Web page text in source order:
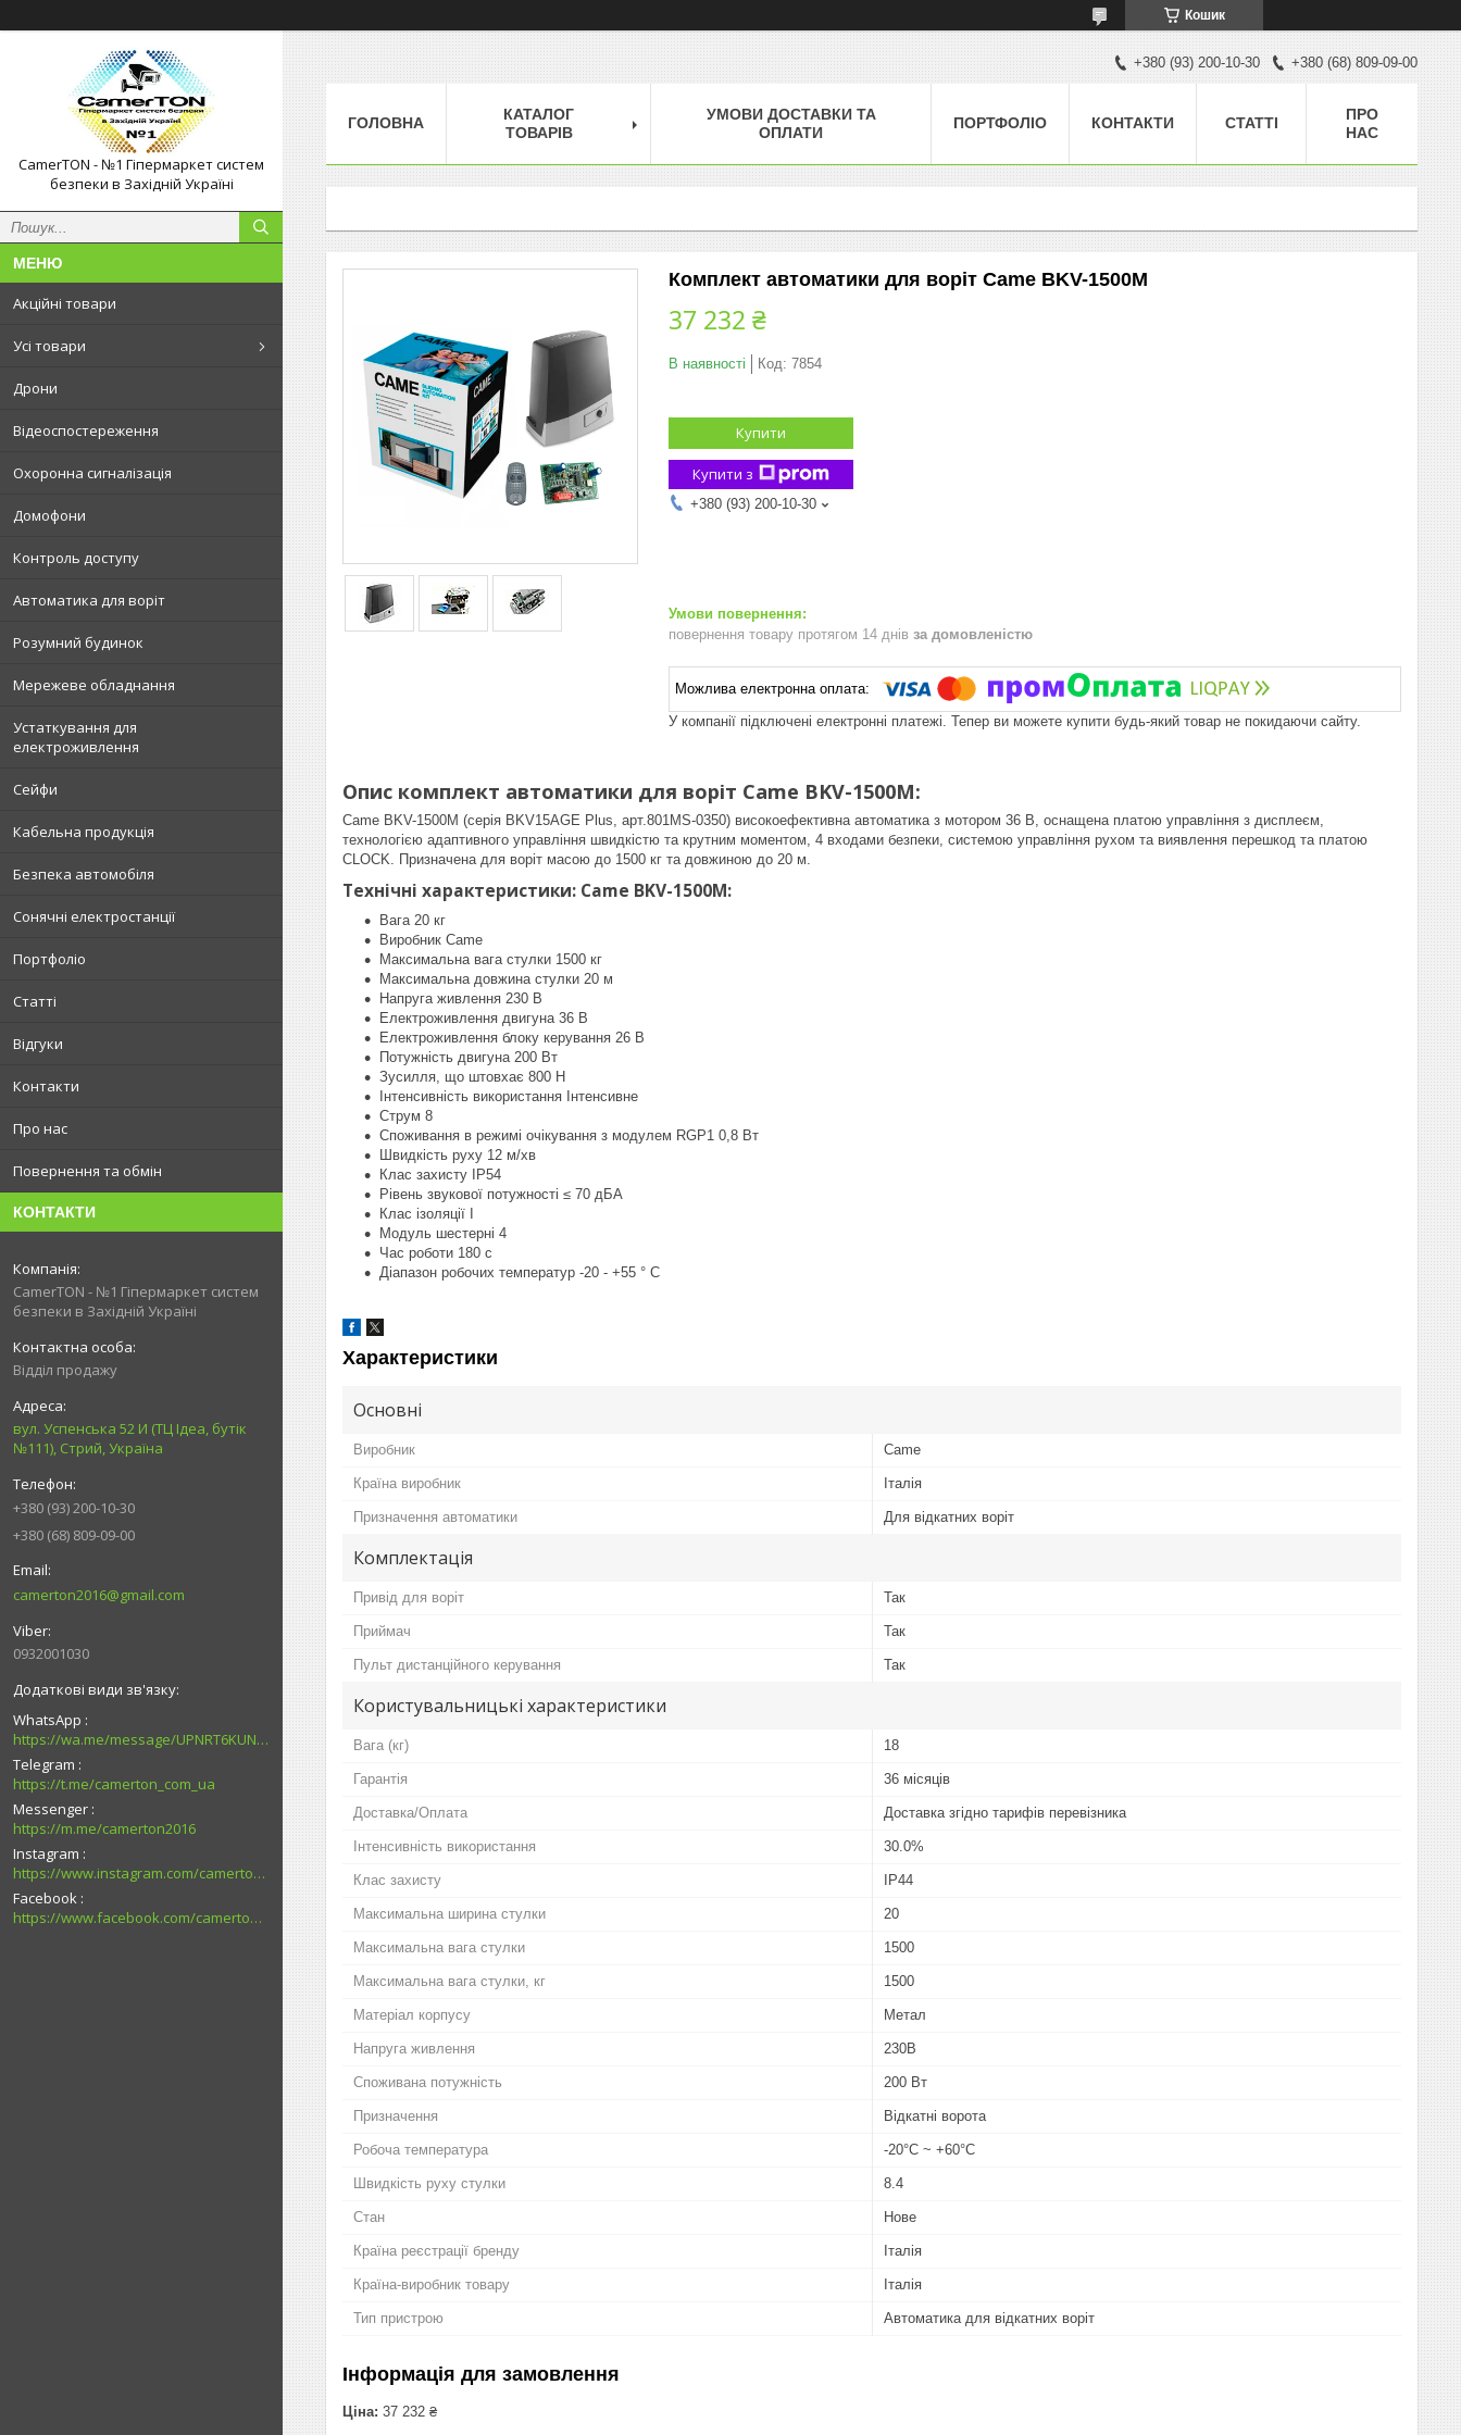
Кошик
CamerTON - №1 Гіпермаркет систем
безпеки в Західній Україні
Акційні товари
Усі товари
Дрони
Відеоспостереження
Охоронна сигналізація
Домофони
Контроль доступу
Автоматика для воріт
Розумний будинок
Мережеве обладнання
Устаткування для
електроживлення
Сейфи
Кабельна продукція
Безпека автомобіля
Сонячні електростанції
Портфоліо
Статті
Відгуки
Контакти
Про нас
Повернення та обмін
КОНТАКТИ
CamerTON - №1 Гіпермаркет систем
безпеки в Західній Україні
Відділ продажу
вул. Успенська 52 И (ТЦ Ідеа, бутік
№111), Стрий, Україна
+380 (93) 200-10-30
+380 (68) 809-09-00
camerton2016@gmail.com
0932001030
WhatsApp
https://wa.me/message/UPNRT6KUNTSOH1
Telegram
https://t.me/camerton_com_ua
Messenger
https://m.me/camerton2016
Instagram
https://www.instagram.com/camerton.com.ua
Facebook
https://www.facebook.com/camerton2016
+380 (93) 200-10-30 +380 (68) 809-09-00
ГОЛОВНА
КАТАЛОГ
ТОВАРІВ
УМОВИ ДОСТАВКИ ТА
ОПЛАТИ
ПОРТФОЛІО КОНТАКТИ СТАТТІ
ПРО
НАС
Комплект автоматики для воріт Came ВKV-1500M
37 232 ₴
В наявності Код: 7854
Купити
Купити з
+380 (93) 200-10-30
повернення товару протягом 14 днів за домовленістю
У компанії підключені електронні платежі. Тепер ви можете купити будь-який товар не покидаючи сайту.
Опис комплект автоматики для воріт Came ВKV-1500M:
Came BKV-1500M (серія BKV15AGE Plus, арт.801MS-0350) високоефективна автоматика з мотором 36 В, оснащена платою управління з дисплеєм,
технологією адаптивного управління швидкістю та крутним моментом, 4 входами безпеки, системою управління рухом та виявлення перешкод та платою
CLOCK. Призначена для воріт масою до 1500 кг та довжиною до 20 м.
Технічні характеристики: Came ВKV-1500M:
Вага 20 кг
Виробник Came
Максимальна вага стулки 1500 кг
Максимальна довжина стулки 20 м
Напруга живлення 230 В
Електроживлення двигуна 36 B
Електроживлення блоку керування 26 В
Потужність двигуна 200 Вт
Зусилля, що штовхає 800 H
Інтенсивність використання Інтенсивне
Струм 8
Споживання в режимі очікування з модулем RGP1 0,8 Вт
Швидкість руху 12 м/хв
Клас захисту IP54
Рівень звукової потужності ≤ 70 дБА
Клас ізоляції I
Модуль шестерні 4
Час роботи 180 с
Діапазон робочих температур -20 - +55 ° C
Характеристики
Основні
Виробник Came
Країна виробник Італія
Призначення автоматики Для відкатних воріт
Комплектація
Привід для воріт Так
Приймач Так
Пульт дистанційного керування Так
Користувальницькі характеристики
Вага (кг) 18
Гарантія 36 місяців
Доставка/Оплата Доставка згідно тарифів перевізника
Інтенсивність використання 30.0%
Клас захисту IP44
Максимальна ширина стулки 20
Максимальна вага стулки 1500
Максимальна вага стулки, кг 1500
Матеріал корпусу Метал
Напруга живлення 230В
Споживана потужність 200 Вт
Призначення Відкатні ворота
Робоча температура -20°C ~ +60°C
Швидкість руху стулки 8.4
Стан Нове
Країна реєстрації бренду Італія
Країна-виробник товару Італія
Тип пристрою Автоматика для відкатних воріт
Інформація для замовлення
Ціна: 37 232 ₴